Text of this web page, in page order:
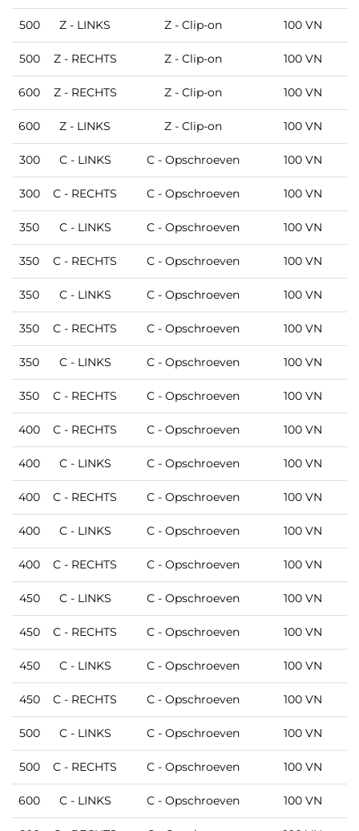
500 Z - LINKS Z - Clip-on 100 VN
500 Z - RECHTS Z - Clip-on 100 VN
600 Z - RECHTS Z - Clip-on 100 VN
600 Z - LINKS Z - Clip-on 100 VN
300 C - LINKS C - Opschroeven 100 VN
300 C - RECHTS C - Opschroeven 100 VN
350 C - LINKS C - Opschroeven 100 VN
350 C - RECHTS C - Opschroeven 100 VN
350 C - LINKS C - Opschroeven 100 VN
350 C - RECHTS C - Opschroeven 100 VN
350 C - LINKS C - Opschroeven 100 VN
350 C - RECHTS C - Opschroeven 100 VN
400 C - RECHTS C - Opschroeven 100 VN
400 C - LINKS C - Opschroeven 100 VN
400 C - RECHTS C - Opschroeven 100 VN
400 C - LINKS C - Opschroeven 100 VN
400 C - RECHTS C - Opschroeven 100 VN
450 C - LINKS C - Opschroeven 100 VN
450 C - RECHTS C - Opschroeven 100 VN
450 C - LINKS C - Opschroeven 100 VN
450 C - RECHTS C - Opschroeven 100 VN
500 C - LINKS C - Opschroeven 100 VN
500 C - RECHTS C - Opschroeven 100 VN
600 C - LINKS C - Opschroeven 100 VN